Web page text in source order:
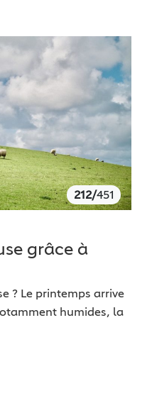
212/451
grâce à
? Le printemps arrive
humides, la